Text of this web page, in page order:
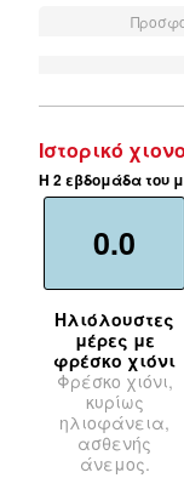
Ιστορικό
Η 2 εβδομάδα του
0.0
Ηλιόλουστες
μέρες με
φρέσκο χιόνι
Φρέσκο χιόνι,
κυρίως
ηλιοφάνεια,
ασθενής
άνεμος.